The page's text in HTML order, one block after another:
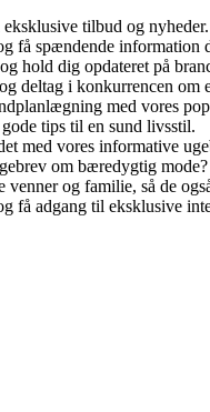
tilbud og nyheder.
få spændende information
hold dig opdateret på
deltag i konkurrencen om
med vores
tips til en sund livsstil.
med vores informative
om bæredygtig mode?
venner og familie, så de
få adgang til eksklusive